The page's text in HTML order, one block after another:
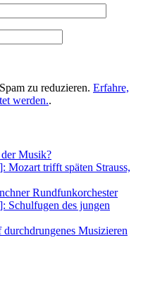
zu reduzieren. Erfahre,
werden..
Musik?
Mozart trifft späten Strauss,
Rundfunkorchester
Schulfugen des jungen
Musizieren